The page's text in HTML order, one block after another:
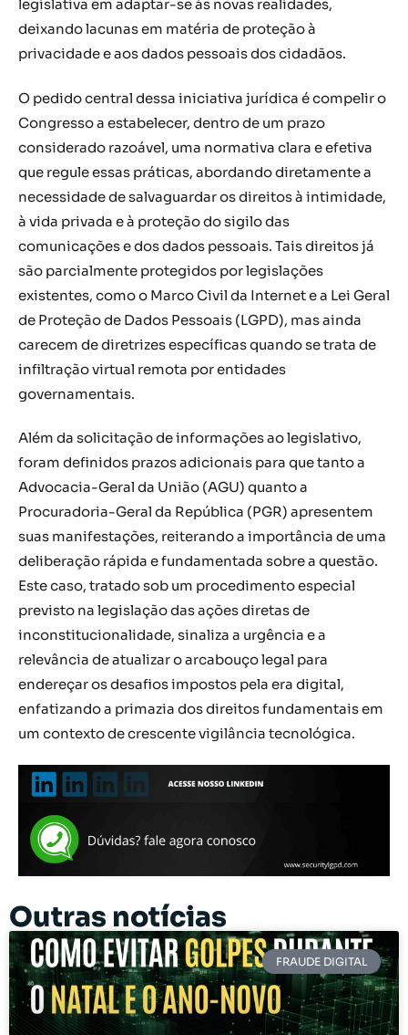
legislativa em adaptar-se às novas realidades,
deixando lacunas em matéria de proteção à
privacidade e aos dados pessoais dos cidadãos.
O pedido central dessa iniciativa jurídica é compelir o
Congresso a estabelecer, dentro de um prazo
considerado razoável, uma normativa clara e efetiva
que regule essas práticas, abordando diretamente a
necessidade de salvaguardar os direitos à intimidade,
à vida privada e à proteção do sigilo das
comunicações e dos dados pessoais. Tais direitos já
são parcialmente protegidos por legislações
existentes, como o Marco Civil da Internet e a Lei Geral
de Proteção de Dados Pessoais (LGPD), mas ainda
carecem de diretrizes específicas quando se trata de
infiltração virtual remota por entidades
governamentais.
Além da solicitação de informações ao legislativo,
foram definidos prazos adicionais para que tanto a
Advocacia-Geral da União (AGU) quanto a
Procuradoria-Geral da República (PGR) apresentem
suas manifestações, reiterando a importância de uma
deliberação rápida e fundamentada sobre a questão.
Este caso, tratado sob um procedimento especial
previsto na legislação das ações diretas de
inconstitucionalidade, sinaliza a urgência e a
relevância de atualizar o arcabouço legal para
endereçar os desafios impostos pela era digital,
enfatizando a primazia dos direitos fundamentais em
um contexto de crescente vigilância tecnológica.
Outras notícias
FRAUDE DIGITAL